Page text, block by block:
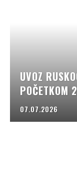
UVOZ
POČETKOM
07.07.2026